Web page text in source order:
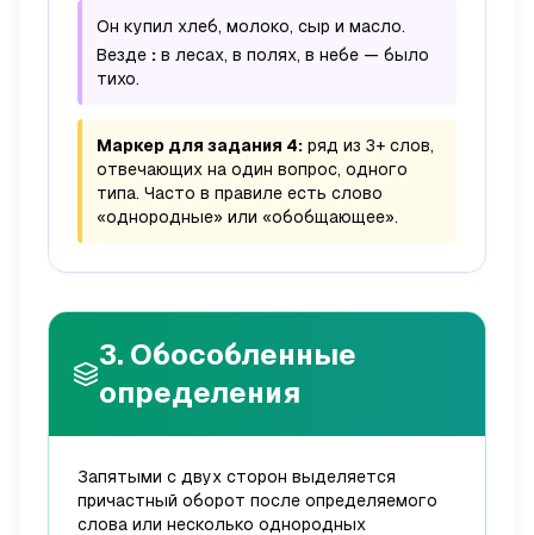
Он купил хлеб, молоко, сыр и масло.
Везде : в лесах, в полях, в небе — было
тихо.
Маркер для задания 4: ряд из 3+ слов,
отвечающих на один вопрос, одного
типа. Часто в правиле есть слово
«однородные» или «обобщающее».
3. Обособленные
определения
Запятыми с двух сторон выделяется
причастный оборот после определяемого
слова или несколько однородных